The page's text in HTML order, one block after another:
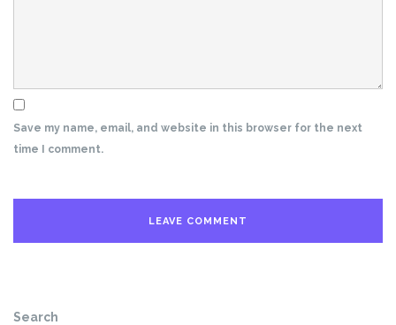
Save my name, email, and website in this browser for the next
time I comment.
Search